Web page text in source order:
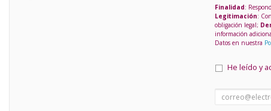
Finalidad:
Legitimación:
obligación legal;
información
Datos en nuestra
He leído y